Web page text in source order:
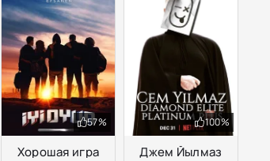
Хорошая игра
57%
Джем Йылмаз
100%